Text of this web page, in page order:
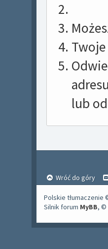
lub
Wróć do góry
Polskie tłumaczenie
Silnik forum MyBB, ©